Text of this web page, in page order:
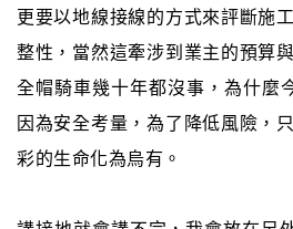
更要以地線接線的方式來評斷施
整性，當然這牽涉到業主的預算
全帽騎車幾十年都沒事，為什麼
因為安全考量，為了降低風險，
彩的生命化為烏有。